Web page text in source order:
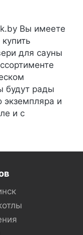
Вы имеете
для сауны
будут рады
и
и с